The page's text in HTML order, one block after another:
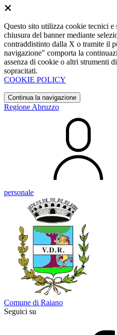
Questo sito utilizza cookie tecnici
chiusura del banner mediante
contraddistinto dalla X o tramite il
navigazione" comporta la
assenza di cookie o altri strumenti
sopracitati.
COOKIE POLICY
Continua la navigazione
Regione Abruzzo
personale
Comune di Raiano
Seguici su